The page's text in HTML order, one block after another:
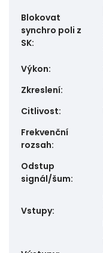
Blokovat
synchro poli z
SK:
Výkon:
Zkreslení:
Citlivost:
Frekvenční
rozsah:
Odstup
signál/šum:
Vstupy: